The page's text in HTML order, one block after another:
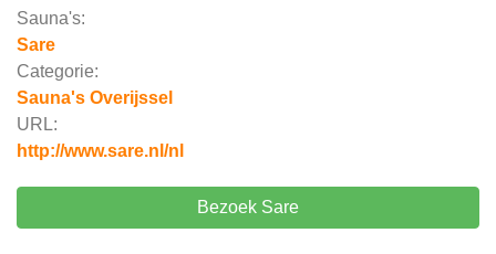
Sauna's:
Sare
Categorie:
Sauna's Overijssel
URL:
http://www.sare.nl/nl
Bezoek Sare